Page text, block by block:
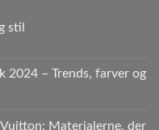
stil
2024 – Trends, farver og
Vuitton: Materialerne, der